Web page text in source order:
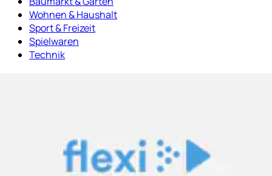
Wohnen & Haushalt
Sport & Freizeit
Spielwaren
Technik
Aktueller Preis
99.90 CHF